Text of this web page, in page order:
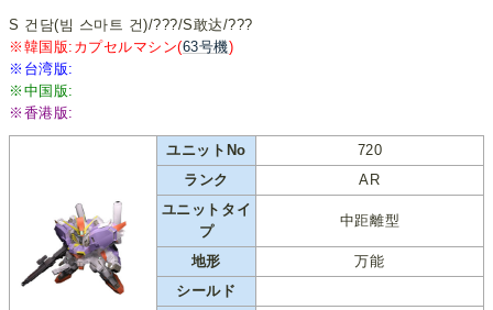
S 건담(빔 스마트 건)/???/S敢达/???
※韓国版:カプセルマシン(63号機)
※台湾版:
※中国版:
※香港版:
ユニットNo
720
ランク
AR
ユニットタイ
プ
中距離型
地形
万能
シールド